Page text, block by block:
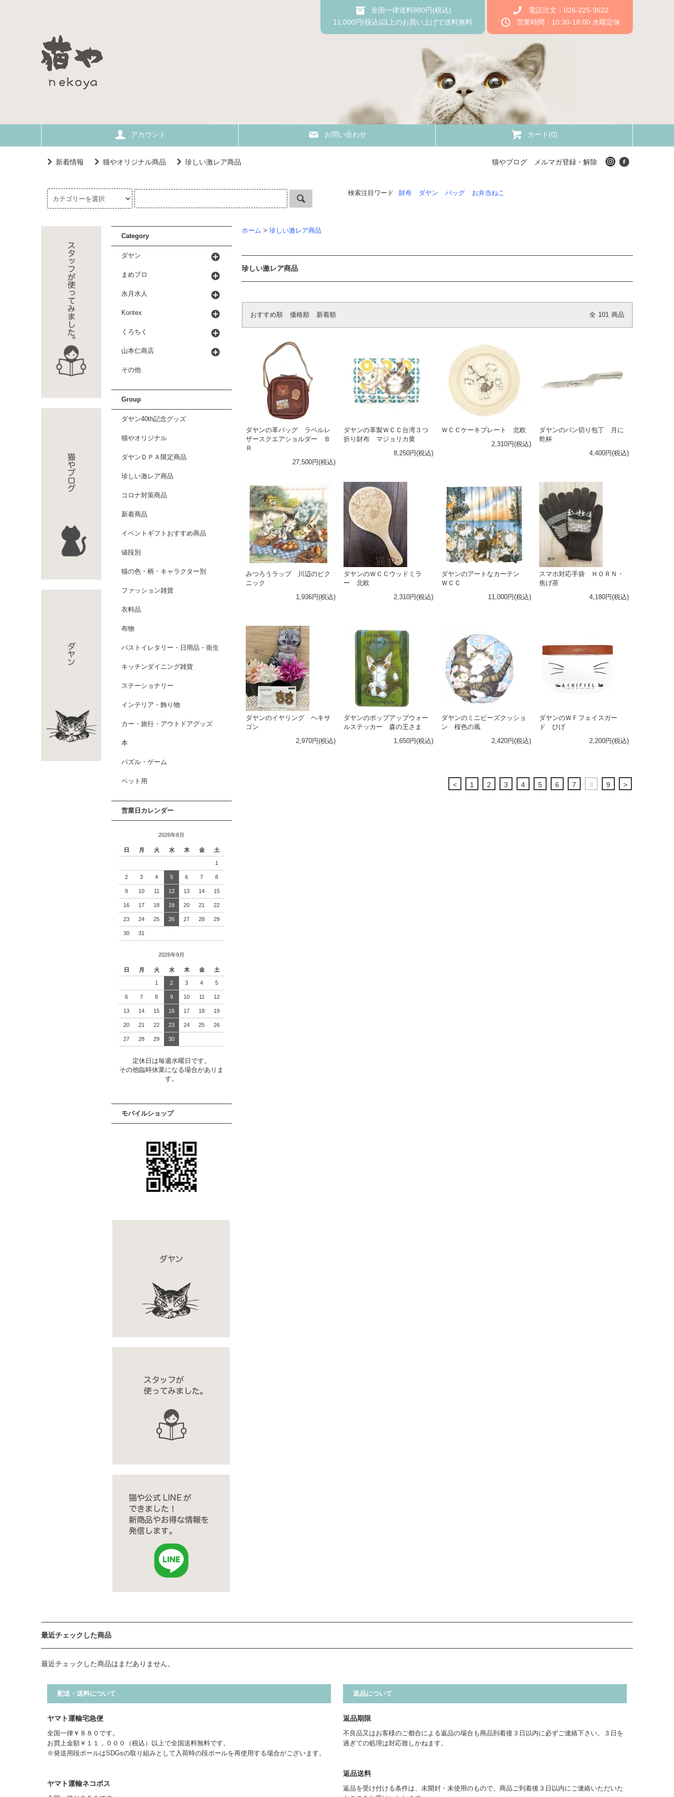
全国一律送料880円(税込)
11,000円(税込)以上のお買い上げで送料無料
電話注文：026-225-9622
営業時間：10:30-18:00 水曜定休
アカウント お問い合わせ カート(0)
新着情報 猫やオリジナル商品 珍しい激レア商品 猫やブログ メルマガ登録・解除
検索注目ワード 財布 ダヤン バッグ お弁当ねこ
ホーム > 珍しい激レア商品
珍しい激レア商品
おすすめ順 価格順 新着順 全 101 商品
ダヤンの革バッグ ラベルレ
ザースクエアショルダー Ｂ
Ｒ
27,500円(税込)
ダヤンの革製ＷＣＣ台湾３つ
折り財布 マジョリカ黄
8,250円(税込)
ＷＣＣケーキプレート 北欧
2,310円(税込)
ダヤンのパン切り包丁 月に
乾杯
4,400円(税込)
みつろうラップ 川辺のピク
ニック
1,936円(税込)
ダヤンのＷＣＣウッドミラ
ー 北欧
2,310円(税込)
ダヤンのアートなカーテン
ＷＣＣ
11,000円(税込)
スマホ対応手袋 ＨＯＲＮ・
焦げ茶
4,180円(税込)
ダヤンのイヤリング ヘキサ
ゴン
2,970円(税込)
ダヤンのポップアップウォー
ルステッカー 森の王さま
1,650円(税込)
ダヤンのミニビーズクッショ
ン 桜色の風
2,420円(税込)
ダヤンのＷＦフェイスガー
ド ひげ
2,200円(税込)
< 1 2 3 4 5 6 7 8 9 >
Category
ダヤン
まめプロ
永月水人
Kontex
くろちく
山本仁商店
その他
Group
ダヤン40th記念グッズ
猫やオリジナル
ダヤンＤＰＡ限定商品
珍しい激レア商品
コロナ対策商品
新着商品
イベントギフトおすすめ商品
値段別
猫の色・柄・キャラクター別
ファッション雑貨
衣料品
布物
バストイレタリー・日用品・衛生
キッチンダイニング雑貨
ステーショナリー
インテリア・飾り物
カー・旅行・アウトドアグッズ
本
パズル・ゲーム
ペット用
営業日カレンダー
2026年8月
日 月 火 水 木 金 土
1
2 3 4 5 6 7 8
9 10 11 12 13 14 15
16 17 18 19 20 21 22
23 24 25 26 27 28 29
30 31
2026年9月
日 月 火 水 木 金 土
1 2 3 4 5
6 7 8 9 10 11 12
13 14 15 16 17 18 19
20 21 22 23 24 25 26
27 28 29 30
定休日は毎週水曜日です。
その他臨時休業になる場合がありま
す。
モバイルショップ
最近チェックした商品
最近チェックした商品はまだありません。
配送・送料について
ヤマト運輸宅急便
全国一律￥８８０です。
お買上金額￥１１，０００（税込）以上で全国送料無料です。
※発送用段ボールはSDGsの取り組みとして入荷時の段ボールを再使用する場合がございます。
ヤマト運輸ネコポス
返品について
返品期限
不良品又はお客様のご都合による返品の場合も商品到着後３日以内に必ずご連絡下さい。３日を
過ぎての処理は対応致しかねます。
返品送料
返品を受け付ける条件は、未開封・未使用のもので、商品ご到着後３日以内にご連絡いただいた